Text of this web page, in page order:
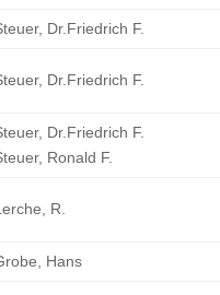
Dr.Friedrich F.
Dr.Friedrich F.
Dr.Friedrich F.
Ronald F.
R.
Hans